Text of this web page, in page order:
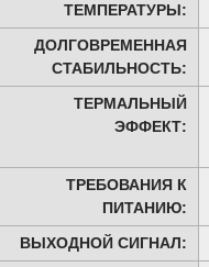
ТЕМПЕРАТУРЫ:
ДОЛГОВРЕМЕННАЯ
СТАБИЛЬНОСТЬ:
ТЕРМАЛЬНЫЙ
ЭФФЕКТ:
ТРЕБОВАНИЯ К
ПИТАНИЮ:
ВЫХОДНОЙ СИГНАЛ: